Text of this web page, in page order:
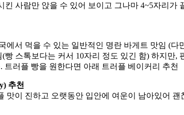
킨 사람만 앉을 수 있어 보이고 그나마 4~5자리
에서 먹을 수 있는 일반적인 명란 바게트 맛임 (
스톡보다는 커서 10자리 정도 있긴 함) 하지만,
러플 빵을 원한다면 아래 트러플 베이커리 추천
추천
맛이 진하고 오랫동안 입안에 여운이 남아있어 괜